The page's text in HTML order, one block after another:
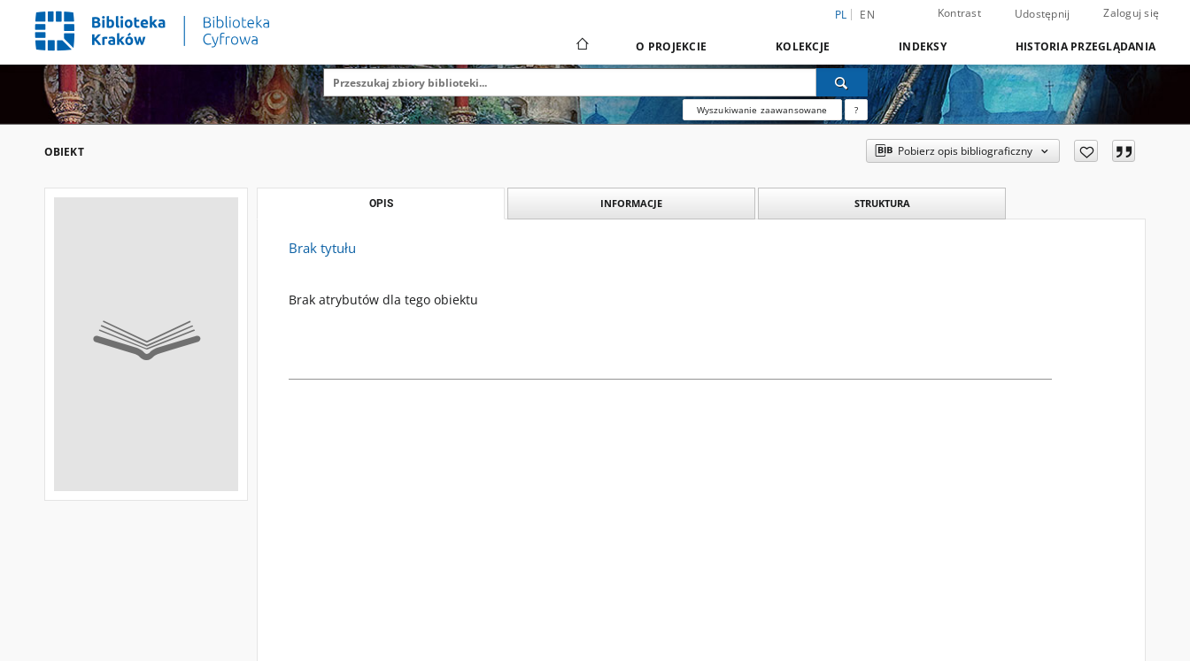
PL EN Kontrast Udostępnij Zaloguj się
O PROJEKCIE KOLEKCJE INDEKSY HISTORIA PRZEGLĄDANIA
Wyszukiwanie zaawansowane ?
OBIEKT Pobierz opis bibliograficzny
OPIS INFORMACJE STRUKTURA
Brak tytułu
Brak atrybutów dla tego obiektu